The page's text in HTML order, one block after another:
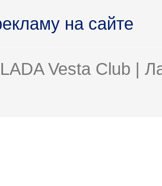
на сайте
Vesta Club |